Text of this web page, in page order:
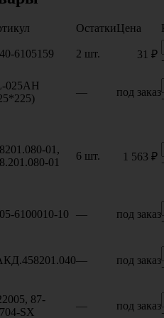
ОстаткиЦена
6105159 2 шт. 31 ₽
025AH
— под заказ
01,
01
6 шт. 1 563 ₽
6100010-10 — под заказ
— под заказ
87-
SX
— под заказ